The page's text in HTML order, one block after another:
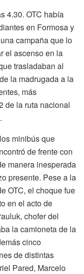
4.30. OTC había
en Formosa y
campaña que lo
el ascenso en la
trasladaban al
la madrugada a la
más
de la ruta nacional
minibús que
de frente con
manera inesperada
presente. Pese a la
OTC, el choque fue
en el acto de
chofer del
la camioneta de la
cinco
de distintas
Pared, Marcelo